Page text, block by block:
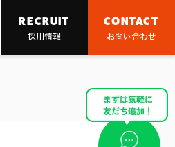
RECRUIT
採用情報
CONTACT
お問い合わせ